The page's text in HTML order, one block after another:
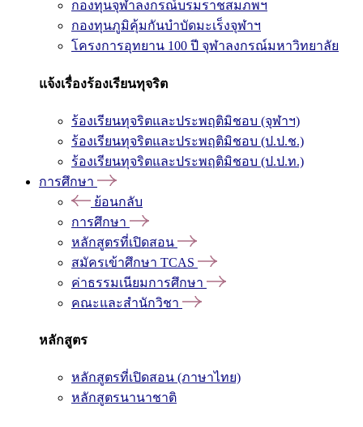
กองทุนจุฬาลงกรณ์บรมราชสมภพฯ
กองทุนภูมิคุ้มกันบำบัดมะเร็งจุฬาฯ
โครงการอุทยาน 100 ปี จุฬาลงกรณ์มหาวิทยาลัย
แจ้งเรื่องร้องเรียนทุจริต
ร้องเรียนทุจริตและประพฤติมิชอบ (จุฬาฯ)
ร้องเรียนทุจริตและประพฤติมิชอบ (ป.ป.ช.)
ร้องเรียนทุจริตและประพฤติมิชอบ (ป.ป.ท.)
การศึกษา
ย้อนกลับ
การศึกษา
หลักสูตรที่เปิดสอน
สมัครเข้าศึกษา TCAS
ค่าธรรมเนียมการศึกษา
คณะและสำนักวิชา
หลักสูตร
หลักสูตรที่เปิดสอน (ภาษาไทย)
หลักสูตรนานาชาติ